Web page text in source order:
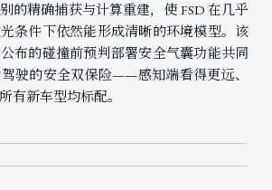
的精确捕获与计算重建，使 FSD 在几乎
条件下依然能形成清晰的环境模型。该
布的碰撞前预判部署安全气囊功能共同
驶的安全双保险——感知端看得更远、
有新车型均标配。